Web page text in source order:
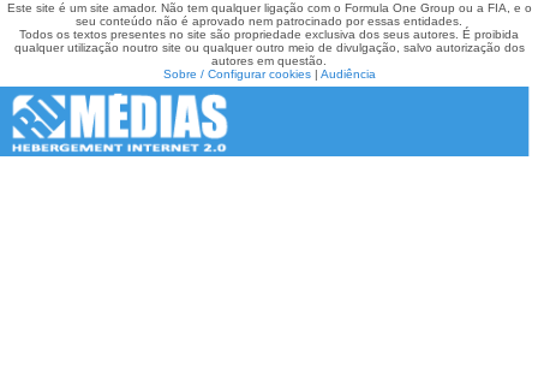
Este site é um site amador. Não tem qualquer ligação com o Formula One Group ou a FIA, e o
seu conteúdo não é aprovado nem patrocinado por essas entidades.
Todos os textos presentes no site são propriedade exclusiva dos seus autores. É proibida
qualquer utilização noutro site ou qualquer outro meio de divulgação, salvo autorização dos
autores em questão.
Sobre / Configurar cookies| Audiência